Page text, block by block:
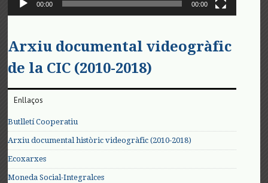
00:00 00:00
Arxiu documental videogràfic
de la CIC (2010-2018)
Enllaços
Butlletí Cooperatiu
Arxiu documental històric videogràfic (2010-2018)
Ecoxarxes
Moneda Social-Integralces